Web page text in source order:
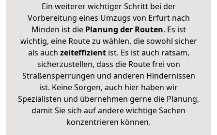
Ein weiterer wichtiger Schritt bei der
Vorbereitung eines Umzugs von Erfurt nach
Minden ist diePlanung der Routen. Es ist
wichtig, eine Route zu wählen, die sowohl sicher
als auch zeiteffizientist. Es ist auch ratsam,
sicherzustellen, dass die Route frei von
Straßensperrungen und anderen Hindernissen
ist. Keine Sorgen, auch hier haben wir
Spezialisten und übernehmen gerne die Planung,
damit Sie sich auf andere wichtige Sachen
konzentrieren können.